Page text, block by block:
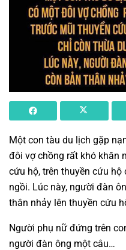
Một con tàu du lịch gặp
đôi vợ chồng rất khó khăn
cứu hộ, trên thuyền cứu
ngồi. Lúc này, người đàn
thân nhảy lên thuyền cứu
Người phụ nữ đứng trên
người đàn ông một câu…